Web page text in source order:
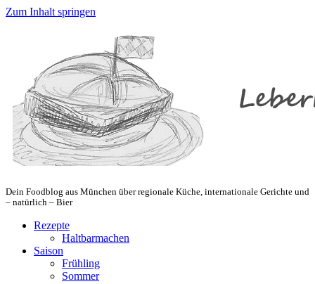
Zum Inhalt springen
Dein Foodblog aus München über regionale Küche, internationale Gerichte und
– natürlich – Bier
Rezepte
Haltbarmachen
Saison
Frühling
Sommer